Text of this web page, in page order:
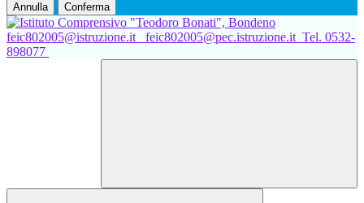
Annulla Conferma
feic802005@istruzione.it feic802005@pec.istruzione.it Tel. 0532-
898077